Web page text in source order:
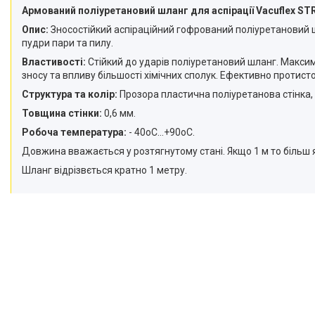
Армований поліуретановий шланг для аспірації Vacuflex
Опис: Зносостійкий аспіраційний гофрований
пудри пари та пилу.
Властивості: Стійкий до ударів поліуретановий шланг.
зносу та впливу більшості хімічних сполук. Ефективно
Структура та колір: Прозора пластична поліуретанова
Товщина стінки: 0,6 мм.
Робоча температура: - 40оС...+90оС.
Довжина вважається у розтягнутому стані. Якщо 1 м то більш
Шланг відрізвється кратно 1 метру.